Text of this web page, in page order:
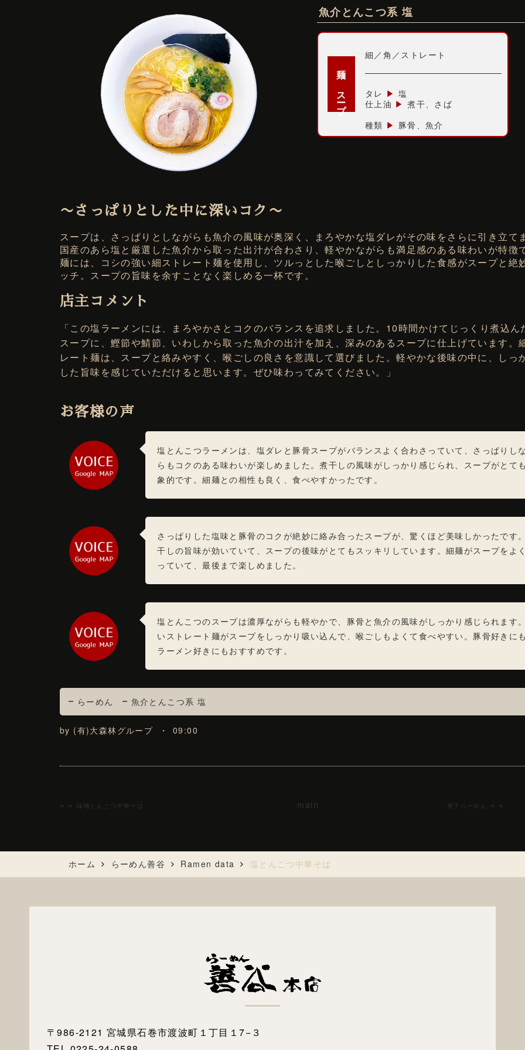
魚介とんこつ系 塩
麺
スープ
細／角／ストレート
タレ ▶ 塩
仕上油 ▶ 煮干、さば
種類 ▶ 豚骨、魚介
〜さっぱりとした中に深いコク〜
スープは、さっぱりとしながらも魚介の風味が奥深く、まろやかな塩ダレがその味をさらに引き立てま
国産のあら塩と厳選した魚介から取った出汁が合わさり、軽やかながらも満足感のある味わいが特徴で
麺には、コシの強い細ストレート麺を使用し、ツルっとした喉ごしとしっかりした食感がスープと絶
ッチ。スープの旨味を余すことなく楽しめる一杯です。
店主コメント
「この塩ラーメンには、まろやかさとコクのバランスを追求しました。10時間かけてじっくり煮込ん
スープに、鰹節や鯖節、いわしから取った魚介の出汁を加え、深みのあるスープに仕上げています。
レート麺は、スープと絡みやすく、喉ごしの良さを意識して選びました。軽やかな後味の中に、しっ
した旨味を感じていただけると思います。ぜひ味わってみてください。」
お客様の声
塩とんこつラーメンは、塩ダレと豚骨スープがバランスよく合わさっていて、さっぱりし
らもコクのある味わいが楽しめました。煮干しの風味がしっかり感じられ、スープがとて
象的です。細麺との相性も良く、食べやすかったです。
さっぱりした塩味と豚骨のコクが絶妙に絡み合ったスープが、驚くほど美味しかったです
干しの旨味が効いていて、スープの後味がとてもスッキリしています。細麺がスープをよ
っていて、最後まで楽しめました。
塩とんこつのスープは濃厚ながらも軽やかで、豚骨と魚介の風味がしっかり感じられます
いストレート麺がスープをしっかり吸い込んで、喉ごしもよくて食べやすい。豚骨好きに
ラーメン好きにもおすすめです。
らーめん 魚介とんこつ系 塩
by (有)大森林グループ 09:00
« 味噌とんこつ中華そば main 煮干らーめん »
ホーム らーめん善谷 Ramen data 塩とんこつ中華そば
〒986-2121 宮城県石巻市渡波町１丁目１7−３